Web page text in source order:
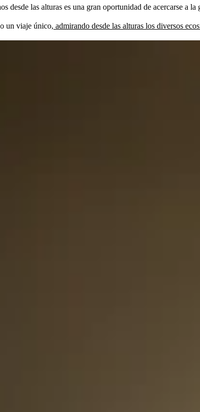
las alturas es una gran oportunidad de acercarse a la
un viaje único, admirando desde las alturas los diversos